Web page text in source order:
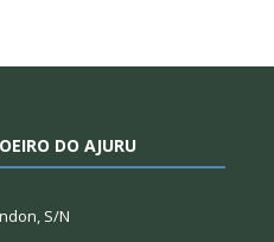
DO AJURU
S/N